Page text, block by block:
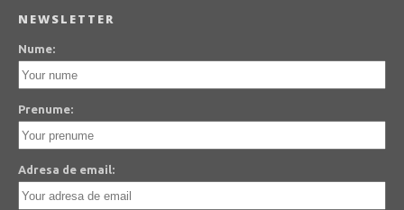
NEWSLETTER
Nume:
Prenume:
Adresa de email: